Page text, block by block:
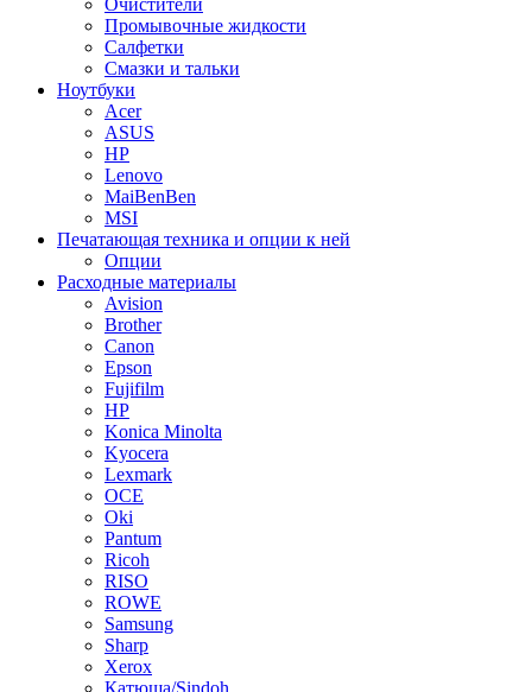
Очистители
Промывочные жидкости
Салфетки
Смазки и тальки
Ноутбуки
Acer
ASUS
HP
Lenovo
MaiBenBen
MSI
Печатающая техника и опции к ней
Опции
Расходные материалы
Avision
Brother
Canon
Epson
Fujifilm
HP
Konica Minolta
Kyocera
Lexmark
OCE
Oki
Pantum
Ricoh
RISO
ROWE
Samsung
Sharp
Xerox
Катюша/Sindoh